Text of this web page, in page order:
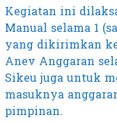
Kegiatan ini
Manual selama 1
yang dikirimkan
Anev Anggaran
Sikeu juga untuk
masuknya
pimpinan.